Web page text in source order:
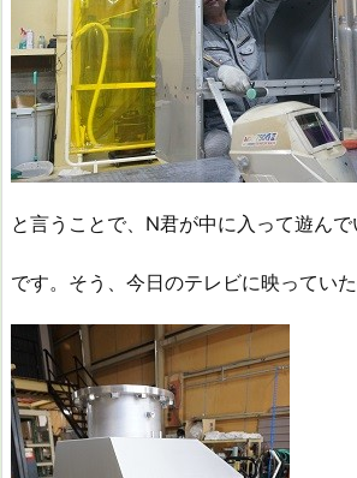
と言うことで、N君が中に入って遊ん
です。そう、今日のテレビに映ってい